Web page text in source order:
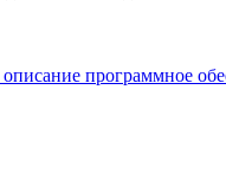
описание программное